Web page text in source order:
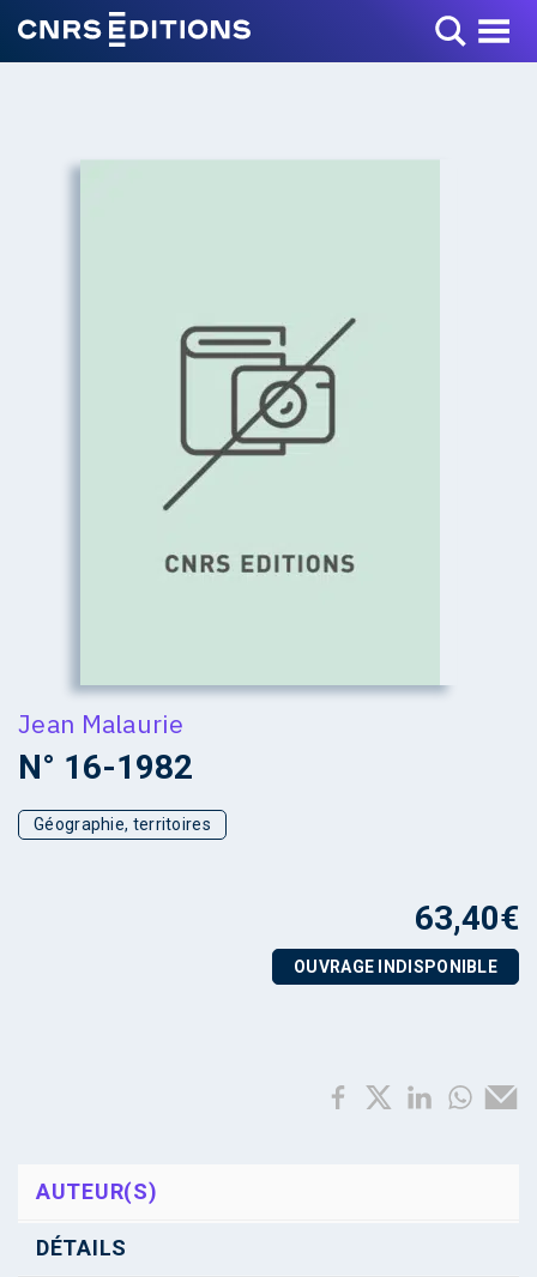
Toggle Menu
Jean Malaurie
N° 16-1982
Géographie, territoires
63,40€
OUVRAGE INDISPONIBLE
AUTEUR(S)
DÉTAILS